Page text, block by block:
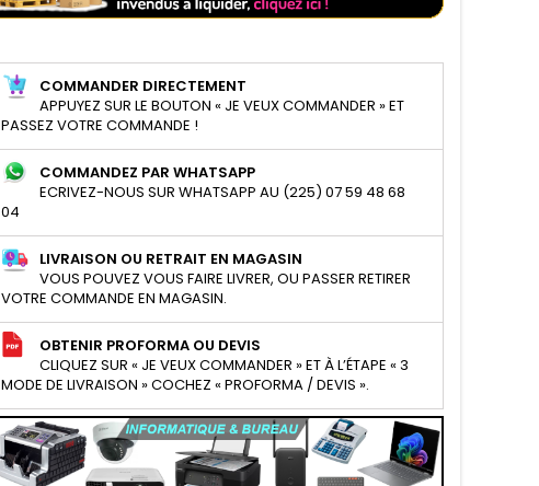
COMMANDER DIRECTEMENT
APPUYEZ SUR LE BOUTON « JE VEUX COMMANDER » ET
PASSEZ VOTRE COMMANDE !
COMMANDEZ PAR WHATSAPP
ECRIVEZ-NOUS SUR WHATSAPP AU (225) 07 59 48 68
04
LIVRAISON OU RETRAIT EN MAGASIN
VOUS POUVEZ VOUS FAIRE LIVRER, OU PASSER RETIRER
VOTRE COMMANDE EN MAGASIN.
OBTENIR PROFORMA OU DEVIS
CLIQUEZ SUR « JE VEUX COMMANDER » ET À L’ÉTAPE « 3
MODE DE LIVRAISON » COCHEZ « PROFORMA / DEVIS ».